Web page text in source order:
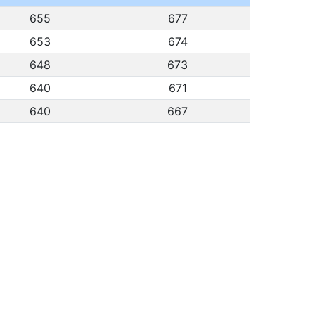
655
677
653
674
648
673
640
671
640
667